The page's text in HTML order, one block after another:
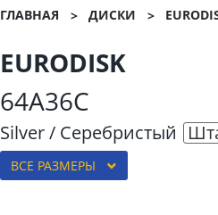
ГЛАВНАЯ ДИСКИ
EURODISK
64A36C
Silver / Серебристый
ВСЕ РАЗМЕРЫ